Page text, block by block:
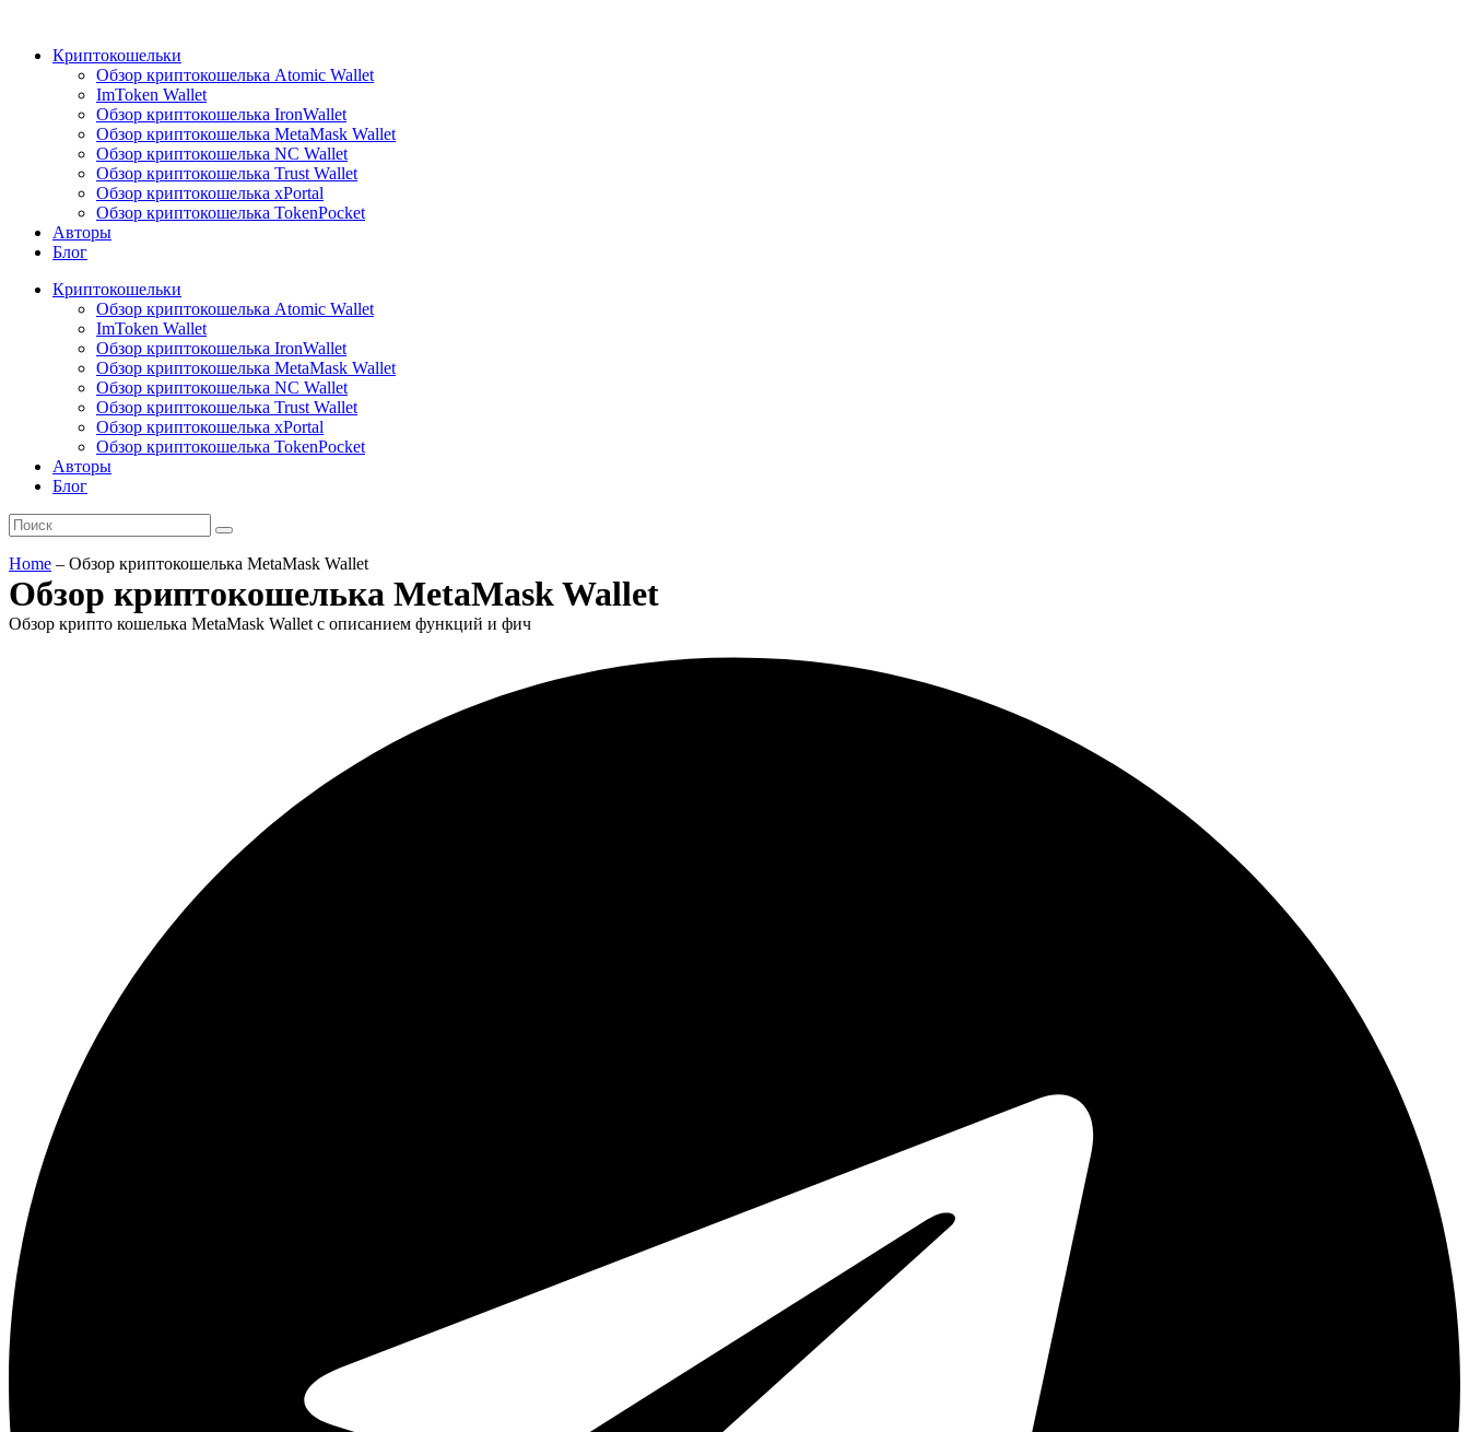
Криптокошельки
Обзор криптокошелька Atomic Wallet
ImToken Wallet
Обзор криптокошелька IronWallet
Обзор криптокошелька MetaMask Wallet
Обзор криптокошелька NC Wallet
Обзор криптокошелька Trust Wallet
Обзор криптокошелька xPortal
Обзор криптокошелька TokenPocket
Авторы
Блог
Криптокошельки
Обзор криптокошелька Atomic Wallet
ImToken Wallet
Обзор криптокошелька IronWallet
Обзор криптокошелька MetaMask Wallet
Обзор криптокошелька NC Wallet
Обзор криптокошелька Trust Wallet
Обзор криптокошелька xPortal
Обзор криптокошелька TokenPocket
Авторы
Блог
Home – Обзор криптокошелька MetaMask Wallet
Обзор криптокошелька MetaMask Wallet
Обзор крипто кошелька MetaMask Wallet с описанием функций и фич